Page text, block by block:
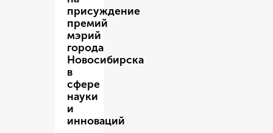
присуждение
премий
мэрий
города
Новосибирска
в
сфере
науки
и
инноваций